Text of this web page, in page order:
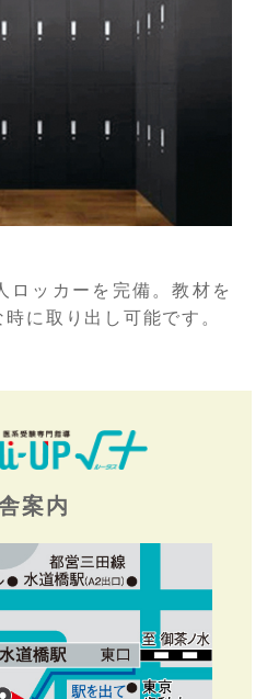
ロッカーを完備。教材を
に取り出し可能です。
案内